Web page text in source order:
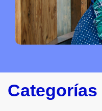
Categorías